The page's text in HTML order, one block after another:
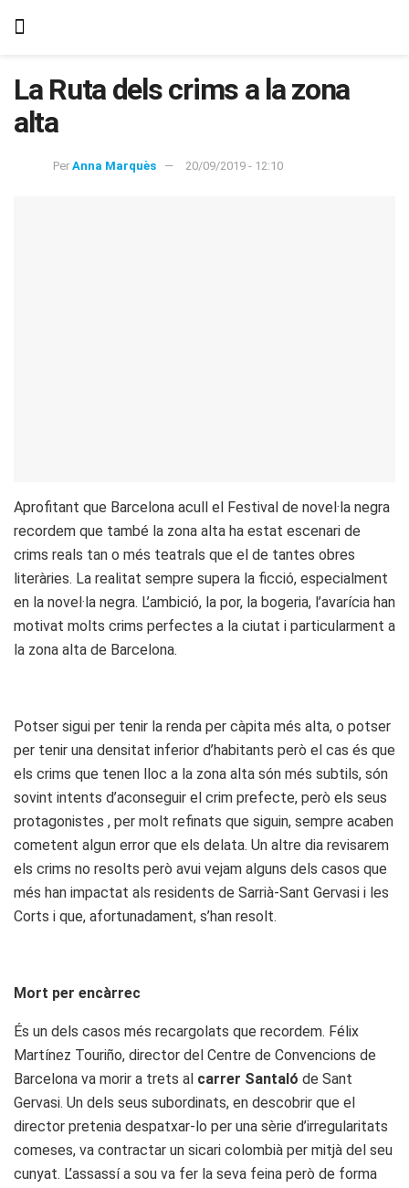
La Ruta dels crims a la zona
alta
Per Anna Marquès 20/09/2019 - 12:10
Aprofitant que Barcelona acull el Festival de novel·la negra
recordem que també la zona alta ha estat escenari de
crims reals tan o més teatrals que el de tantes obres
literàries. La realitat sempre supera la ficció, especialment
en la novel·la negra. L’ambició, la por, la bogeria, l’avarícia han
motivat molts crims perfectes a la ciutat i particularment a
la zona alta de Barcelona.
Potser sigui per tenir la renda per càpita més alta, o potser
per tenir una densitat inferior d’habitants però el cas és que
els crims que tenen lloc a la zona alta són més subtils, són
sovint intents d’aconseguir el crim prefecte, però els seus
protagonistes , per molt refinats que siguin, sempre acaben
cometent algun error que els delata. Un altre dia revisarem
els crims no resolts però avui vejam alguns dels casos que
més han impactat als residents de Sarrià-Sant Gervasi i les
Corts i que, afortunadament, s’han resolt.
Mort per encàrrec
És un dels casos més recargolats que recordem. Félix
Martínez Touriño, director del Centre de Convencions de
Barcelona va morir a trets al carrer Santaló de Sant
Gervasi. Un dels seus subordinats, en descobrir que el
director pretenia despatxar-lo per una sèrie d’irregularitats
comeses, va contractar un sicari colombià per mitjà del seu
cunyat. L’assassí a sou va fer la seva feina però de forma